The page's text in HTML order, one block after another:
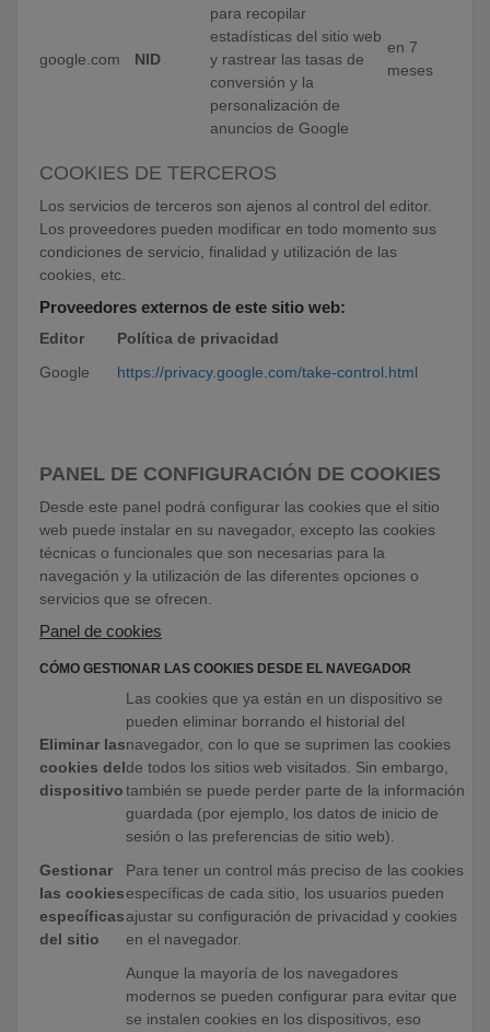
google.com NID
para recopilar
estadísticas del sitio web
y rastrear las tasas de
conversión y la
personalización de
anuncios de Google
en 7
meses
COOKIES DE TERCEROS
Los servicios de terceros son ajenos al control del editor.
Los proveedores pueden modificar en todo momento sus
condiciones de servicio, finalidad y utilización de las
cookies, etc.
Proveedores externos de este sitio web:
Editor
Política de privacidad
Google
https://privacy.google.com/take-control.html
PANEL DE CONFIGURACIÓN DE COOKIES
Desde este panel podrá configurar las cookies que el sitio
web puede instalar en su navegador, excepto las cookies
técnicas o funcionales que son necesarias para la
navegación y la utilización de las diferentes opciones o
servicios que se ofrecen.
Panel de cookies
CÓMO GESTIONAR LAS COOKIES DESDE EL NAVEGADOR
Eliminar las
cookies del
dispositivo
Las cookies que ya están en un dispositivo se
pueden eliminar borrando el historial del
navegador, con lo que se suprimen las cookies
de todos los sitios web visitados. Sin embargo,
también se puede perder parte de la información
guardada (por ejemplo, los datos de inicio de
sesión o las preferencias de sitio web).
Gestionar
las cookies
específicas
del sitio
Para tener un control más preciso de las cookies
específicas de cada sitio, los usuarios pueden
ajustar su configuración de privacidad y cookies
en el navegador.
Aunque la mayoría de los navegadores
modernos se pueden configurar para evitar que
se instalen cookies en los dispositivos, eso